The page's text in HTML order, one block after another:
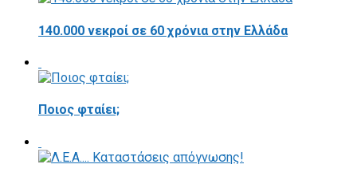
140.000 νεκροί σε 60 χρόνια στην Ελλάδα
Ποιος φταίει;